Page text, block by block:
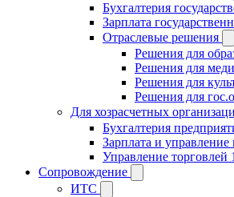
Бухгалтерия
Зарплата
Отраслевые решения
Решения для
Решения для
Решения для
Решения для
Для хозрасчетных
Бухгалтерия
Зарплата и
Управление торговлей
Сопровождение
ИТС